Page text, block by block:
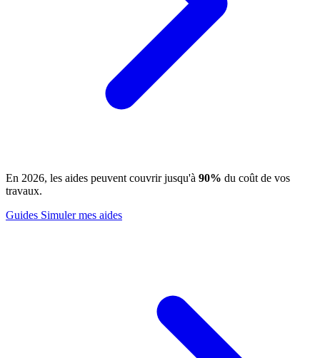
En 2026, les aides peuvent couvrir jusqu'à 90% du coût de vos
travaux.
Guides Simuler mes aides